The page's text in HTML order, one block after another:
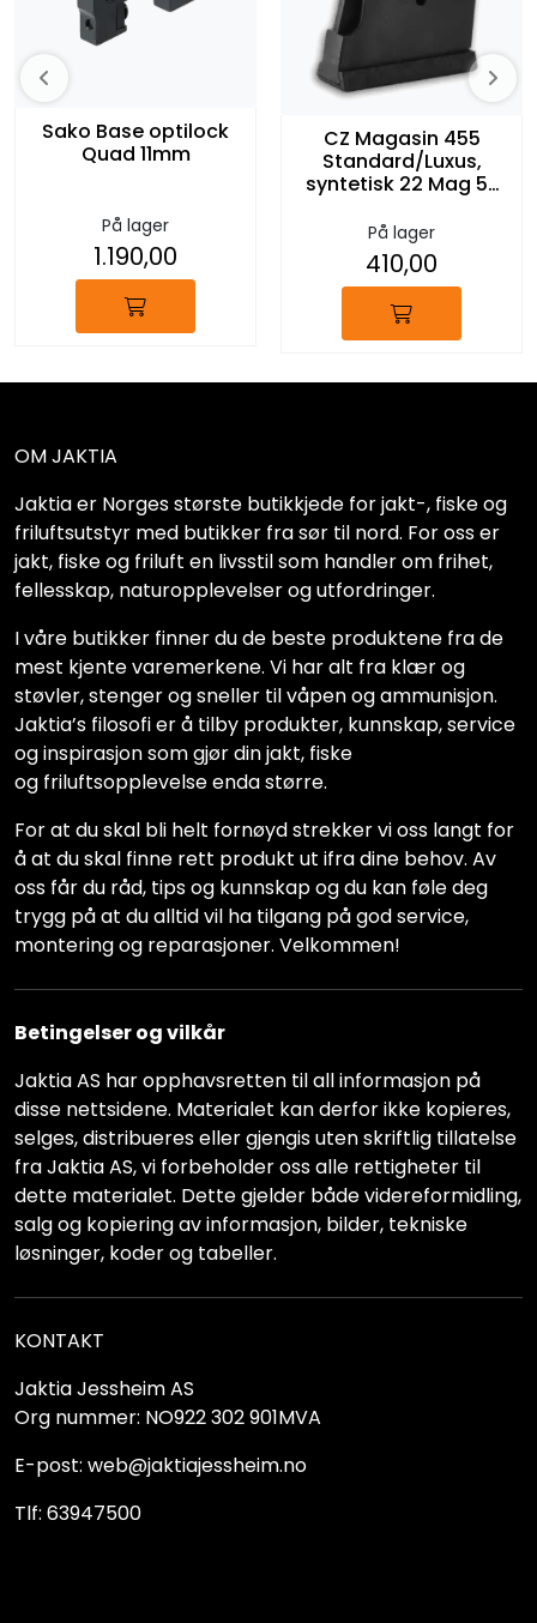
Sako Base optilock
Quad 11mm
På lager
1.190,00
CZ Magasin 455
Standard/Luxus,
syntetisk 22 Mag 5-
På lager
410,00
OM JAKTIA
Jaktia er Norges største butikkjede for jakt-, fiske og
friluftsutstyr med butikker fra sør til nord. For oss er
jakt, fiske og friluft en livsstil som handler om frihet,
fellesskap, naturopplevelser og utfordringer.
I våre butikker finner du de beste produktene fra de
mest kjente varemerkene. Vi har alt fra klær og
støvler, stenger og sneller til våpen og ammunisjon.
Jaktia’s filosofi er å tilby produkter, kunnskap, service
og inspirasjon som gjør din jakt, fiske
og friluftsopplevelse enda større.
For at du skal bli helt fornøyd strekker vi oss langt for
å at du skal finne rett produkt ut ifra dine behov. Av
oss får du råd, tips og kunnskap og du kan føle deg
trygg på at du alltid vil ha tilgang på god service,
montering og reparasjoner. Velkommen!
Betingelser og vilkår
Jaktia AS har opphavsretten til all informasjon på
disse nettsidene. Materialet kan derfor ikke kopieres,
selges, distribueres eller gjengis uten skriftlig tillatelse
fra Jaktia AS, vi forbeholder oss alle rettigheter til
dette materialet. Dette gjelder både videreformidling,
salg og kopiering av informasjon, bilder, tekniske
løsninger, koder og tabeller.
KONTAKT
Jaktia Jessheim AS
Org nummer: NO922 302 901MVA
E-post: web@jaktiajessheim.no
Tlf: 63947500